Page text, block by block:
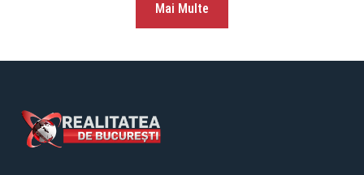
Mai Multe